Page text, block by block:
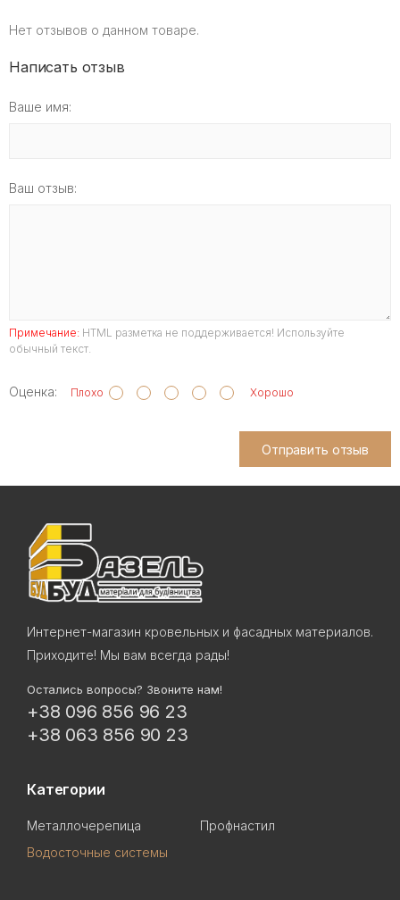
Нет отзывов о данном товаре.
Написать отзыв
Ваше имя:
Ваш отзыв:
Примечание: HTML разметка не поддерживается! Используйте
обычный текст.
Оценка: Плохо Хорошо
Отправить отзыв
Интернет-магазин кровельных и фасадных материалов.
Приходите! Мы вам всегда рады!
Остались вопросы? Звоните нам!
+38 096 856 96 23
+38 063 856 90 23
Категории
Металлочерепица
Профнастил
Водосточные системы